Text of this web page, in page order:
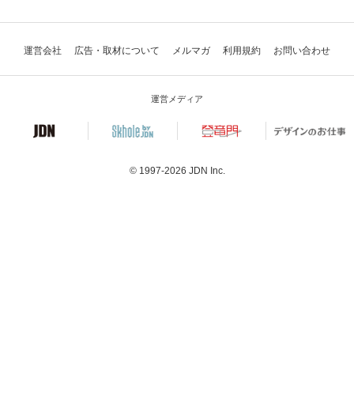
運営会社 広告・取材について メルマガ 利用規約 お問い合わせ
運営メディア
© 1997-2026 JDN Inc.